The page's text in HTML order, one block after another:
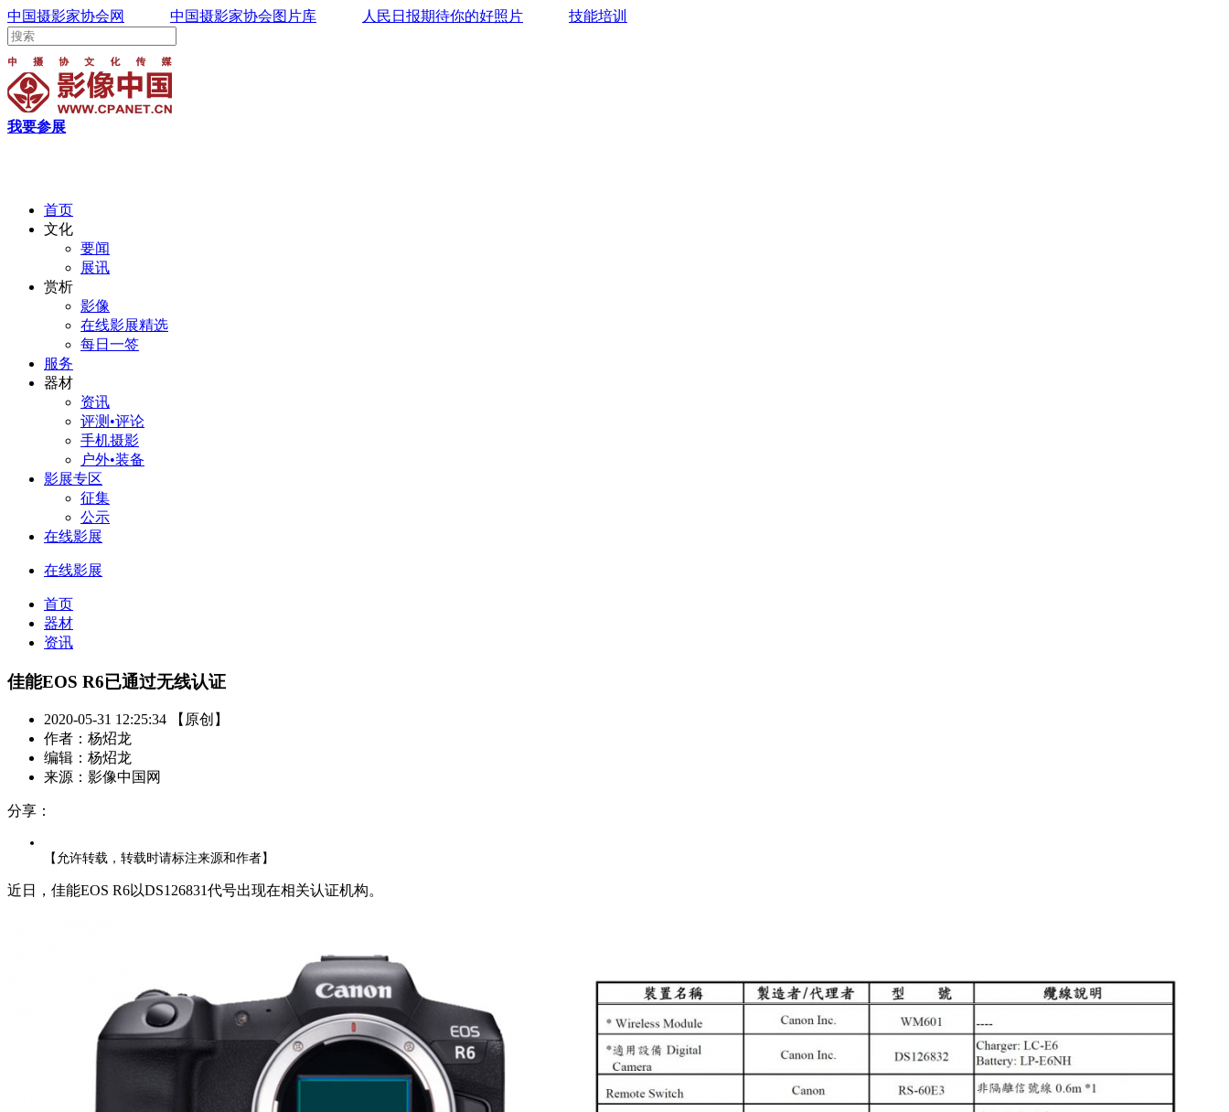
中国摄影家协会网 中国摄影家协会图片库 人民日报期待你的好照片 技能培训
我要参展
首页
文化
要闻
展讯
赏析
影像
在线影展精选
每日一签
服务
器材
资讯
评测•评论
手机摄影
户外•装备
影展专区
征集
公示
在线影展
在线影展
首页
器材
资讯
佳能EOS R6已通过无线认证
2020-05-31 12:25:34 【原创】
作者：杨炤龙
编辑：杨炤龙
来源：影像中国网
分享：
【允许转载，转载时请标注来源和作者】
近日，佳能EOS R6以DS126831代号出现在相关认证机构。